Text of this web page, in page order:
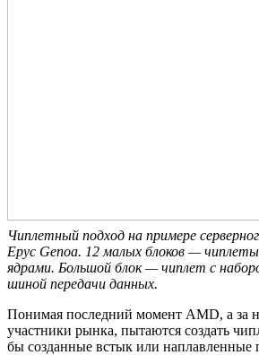
Чиплетный подход на примере
Epyc Genoa. 12 малых блоков —
ядрами. Большой блок — чиплет с
шиной передачи данных.
Понимая последний момент AMD, а за
участники рынка, пытаются создать
бы созданные встык или наплавленные